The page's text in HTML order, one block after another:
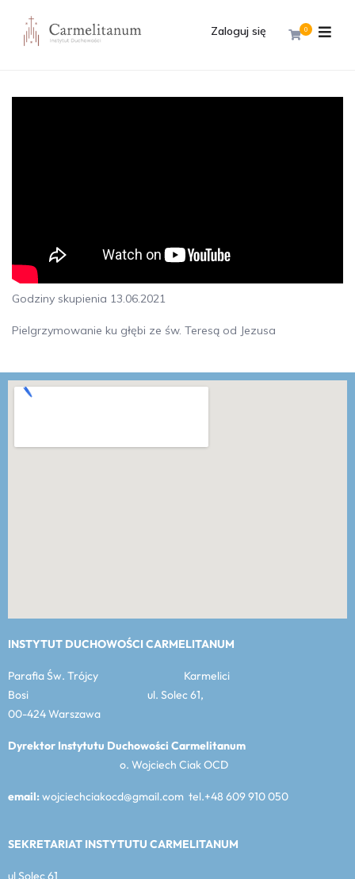
0
Zaloguj się
Godziny skupienia 13.06.2021
Pielgrzymowanie ku głębi ze św. Teresą od Jezusa
INSTYTUT DUCHOWOŚCI CARMELITANUM
Parafia Św. Trójcy Karmelici
Bosi ul. Solec 61,
00-424 Warszawa
Dyrektor Instytutu Duchowości Carmelitanum
o. Wojciech Ciak OCD
email:wojciechciakocd@gmail.com tel.+48 609 910 050
SEKRETARIAT INSTYTUTU CARMELITANUM
ul Solec 61